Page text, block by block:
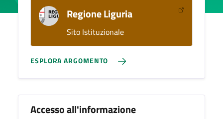
Regione Liguria
Sito Istituzionale
ESPLORA ARGOMENTO
Accesso all'informazione